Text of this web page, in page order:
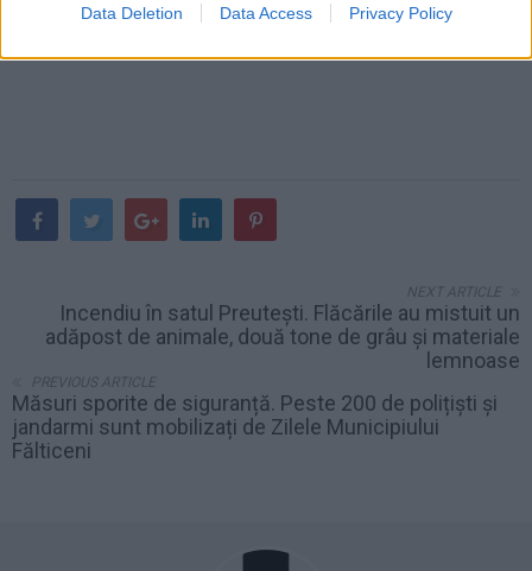
Data Deletion Data Access Privacy Policy
NEXT ARTICLE
Incendiu în satul Preutești. Flăcările au mistuit un
adăpost de animale, două tone de grâu și materiale
lemnoase
PREVIOUS ARTICLE
Măsuri sporite de siguranță. Peste 200 de polițiști și
jandarmi sunt mobilizați de Zilele Municipiului
Fălticeni